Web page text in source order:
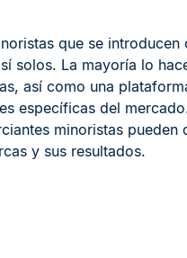
que se
solos. La mayoría lo
así como una
específicas del
minoristas
y sus resultados.